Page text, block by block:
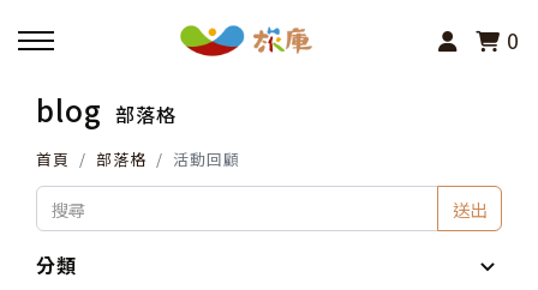
0
回主選單
活動報名
小旅行及主題導覽
blog 部落格
首頁 部落格 活動回顧
送出
分類